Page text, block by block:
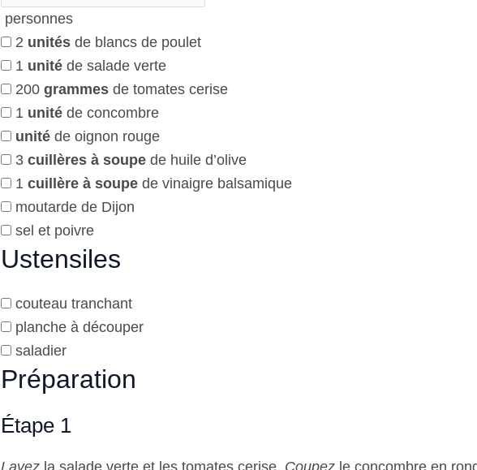
personnes
2 unités de blancs de poulet
1 unité de salade verte
200 grammes de tomates cerise
1 unité de concombre
unité de oignon rouge
3 cuillères à soupe de huile d’olive
1 cuillère à soupe de vinaigre balsamique
moutarde de Dijon
sel et poivre
Ustensiles
couteau tranchant
planche à découper
saladier
Préparation
Étape 1
Lavez la salade verte et les tomates cerise. Coupez le concombre en